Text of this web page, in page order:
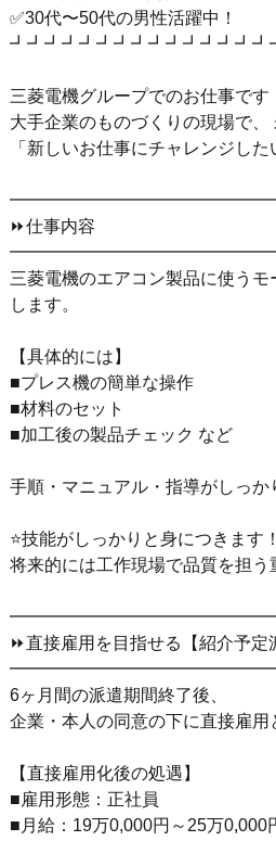
✅30代〜50代の男性活躍中！
三菱電機グループでのお仕事です
大手企業のものづくりの現場で、
「新しいお仕事にチャレンジし
⏩仕事内容
三菱電機のエアコン製品に使う
します。
【具体的には】
■プレス機の簡単な操作
■材料のセット
■加工後の製品チェック など
手順・マニュアル・指導がしっか
⭐技能がしっかりと身につきます
将来的には工作現場で品質を担
⏩直接雇用を目指せる【紹介予定
6ヶ月間の派遣期間終了後、
企業・本人の同意の下に直接雇用
【直接雇用化後の処遇】
■雇用形態：正社員
■月給：19万0,000円～25万0,000